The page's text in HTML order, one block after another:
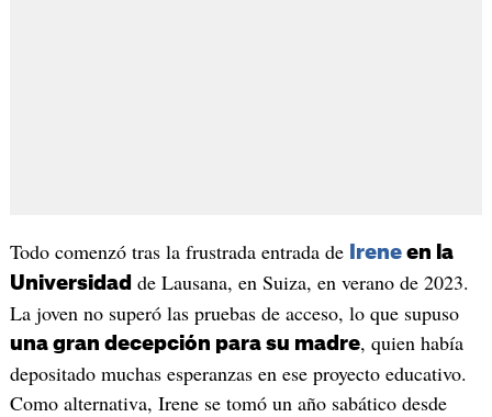
Todo comenzó tras la frustrada entrada de Ireneen la
Universidad de Lausana, en Suiza, en verano de 2023.
La joven no superó las pruebas de acceso, lo que supuso
una gran decepción para su madre, quien había
depositado muchas esperanzas en ese proyecto educativo.
Como alternativa, Irene se tomó un año sabático desde